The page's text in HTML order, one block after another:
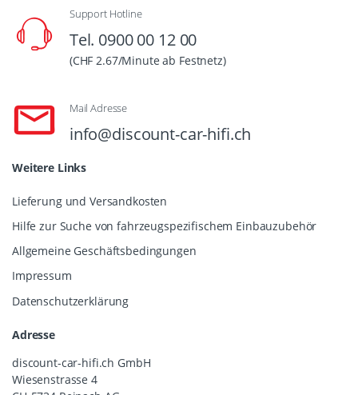
Support Hotline
Tel. 0900 00 12 00
(CHF 2.67/Minute ab Festnetz)
Mail Adresse
info@discount-car-hifi.ch
Weitere Links
Lieferung und Versandkosten
Hilfe zur Suche von fahrzeugspezifischem Einbauzubehör
Allgemeine Geschäftsbedingungen
Impressum
Datenschutzerklärung
Adresse
discount-car-hifi.ch GmbH
Wiesenstrasse 4